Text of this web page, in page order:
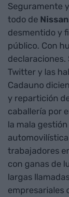
Seguramente
todo de Nissan
desmentido y
público. Con
Twitter y las
Cadauno
y repartición
caballería por
la mala
trabajadores
con ganas de
largas
empresariales